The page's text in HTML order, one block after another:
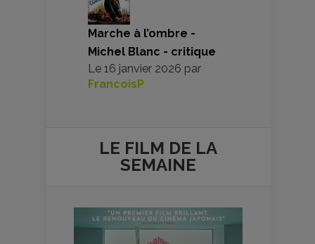
Marche à l’ombre -
Michel Blanc - critique
Le 16 janvier 2026 par
FrancoisP
LE FILM DE LA
SEMAINE